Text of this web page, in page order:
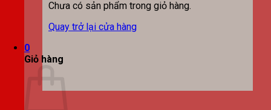
Chưa có sản phẩm trong giỏ hàng.
Quay trở lại cửa hàng
0
Giỏ hàng